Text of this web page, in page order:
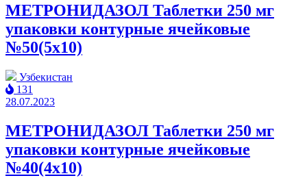
МЕТРОНИДАЗОЛ Таблетки 250 мг
упаковки контурные ячейковые
№50(5x10)
Узбекистан
131
28.07.2023
МЕТРОНИДАЗОЛ Таблетки 250 мг
упаковки контурные ячейковые
№40(4x10)